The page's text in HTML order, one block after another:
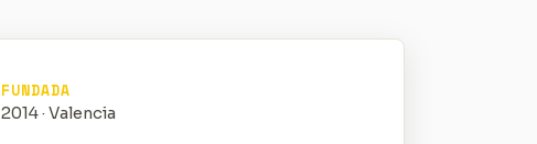
FUNDADA
2014 · Valencia